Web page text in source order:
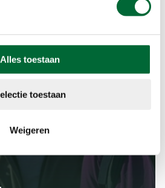
Alles toestaan
toestaan
Weigeren
€1 korting op
KWbN-